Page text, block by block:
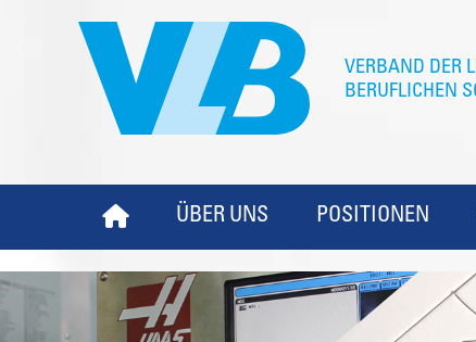
ÜBER UNS POSITIONEN